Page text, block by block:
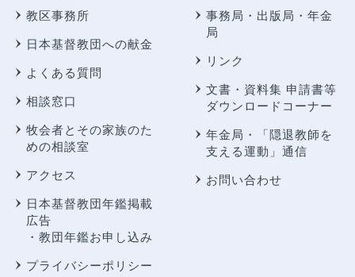
教区事務所
日本基督教団への献金
よくある質問
相談窓口
牧会者とその家族のた
めの相談室
アクセス
日本基督教団年鑑掲載
広告
・教団年鑑お申し込み
プライバシーポリシー
事務局・出版局・年金
局
リンク
文書・資料集 申請書等
ダウンロードコーナー
年金局・
「隠退教師を
支える運動」通信
お問い合わせ